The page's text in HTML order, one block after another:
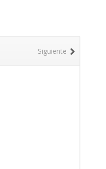
Siguiente